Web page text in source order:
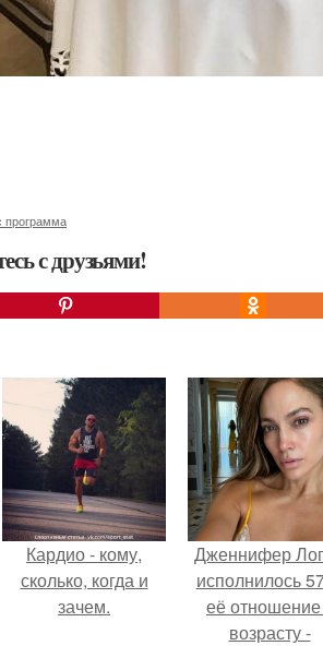
программа
с друзьями!
Кардио - кому,
сколько, когда и
зачем.
Дженнифер
исполнилось
её отношение
возрасту -